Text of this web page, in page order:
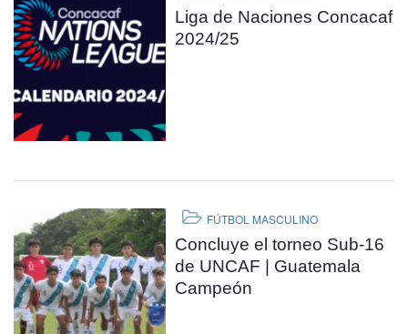
Liga de Naciones Concacaf
2024/25
FÚTBOL MASCULINO
Concluye el torneo Sub-16
de UNCAF | Guatemala
Campeón